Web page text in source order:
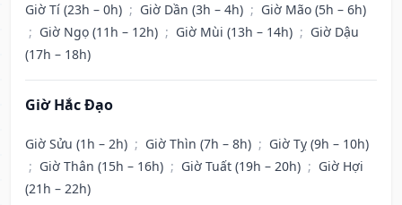
Giờ Tí (23h – 0h) ; Giờ Dần (3h – 4h) ; Giờ Mão (5h – 6h)
; Giờ Ngọ (11h – 12h) ; Giờ Mùi (13h – 14h) ; Giờ Dậu
(17h – 18h)
Giờ Hắc Đạo
Giờ Sửu (1h – 2h) ; Giờ Thìn (7h – 8h) ; Giờ Tỵ (9h – 10h)
; Giờ Thân (15h – 16h) ; Giờ Tuất (19h – 20h) ; Giờ Hợi
(21h – 22h)